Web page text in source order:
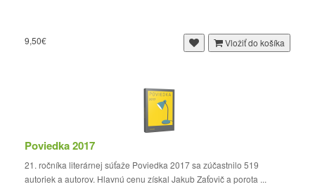
9,50€ Vložiť do košíka
Poviedka 2017
21. ročníka literárnej súťaže Poviedka 2017 sa zúčastnilo 519
autoriek a autorov. Hlavnú cenu získal Jakub Zaťovič a porota ...